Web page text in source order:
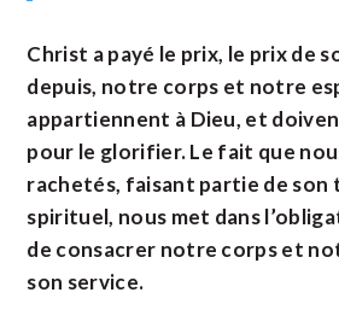
Christ a payé le prix, le prix de
depuis, notre corps et notre
appartiennent à Dieu, et
pour le glorifier. Le fait que
rachetés, faisant partie de son
spirituel, nous met dans
de consacrer notre corps et
son service.